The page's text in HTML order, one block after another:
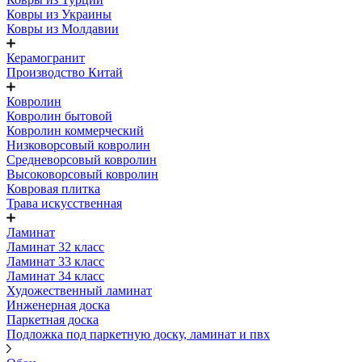
Ковры из Украины
Ковры из Молдавии
Керамогранит
Производство Китай
Ковролин
Ковролин бытовой
Ковролин коммерческий
Низковорсовый ковролин
Средневорсовый ковролин
Высоковорсовый ковролин
Ковровая плитка
Трава искусственная
Ламинат
Ламинат 32 класс
Ламинат 33 класс
Ламинат 34 класс
Художественный ламинат
Инженерная доска
Паркетная доска
Подложка под паркетную доску, ламинат и пвх